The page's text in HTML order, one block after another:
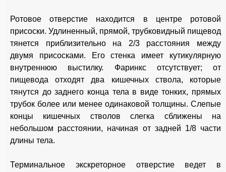
Ротовое отверстие находится в центре ротовой
присоски. Удлиненный, прямой, трубковидный пищевод
тянется приблизительно на 2/3 расстояния между
двумя присосками. Его стенка имеет кутикулярную
внутреннюю выстилку. Фаринкс отсутствует; от
пищевода отходят два кишечных ствола, которые
тянутся до заднего конца тела в виде тонких, прямых
трубок более или менее одинаковой толщины. Слепые
концы кишечных стволов слегка сближены на
небольшом расстоянии, начиная от задней 1/8 части
длины тела.
Терминальное экскреторное отверстие ведет в